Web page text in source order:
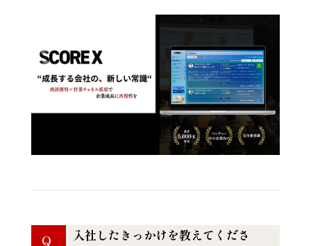
Q
入社したきっかけを教えてくださ